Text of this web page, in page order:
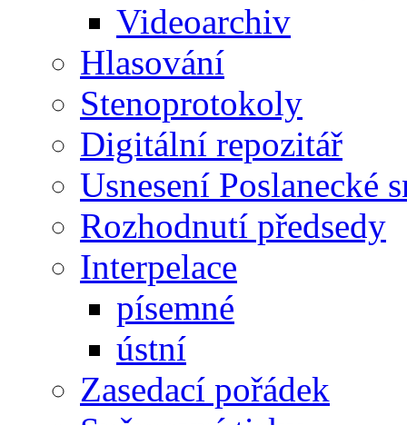
Videoarchiv
Hlasování
Stenoprotokoly
Digitální repozitář
Usnesení Poslanecké
Rozhodnutí předsedy
Interpelace
písemné
ústní
Zasedací pořádek